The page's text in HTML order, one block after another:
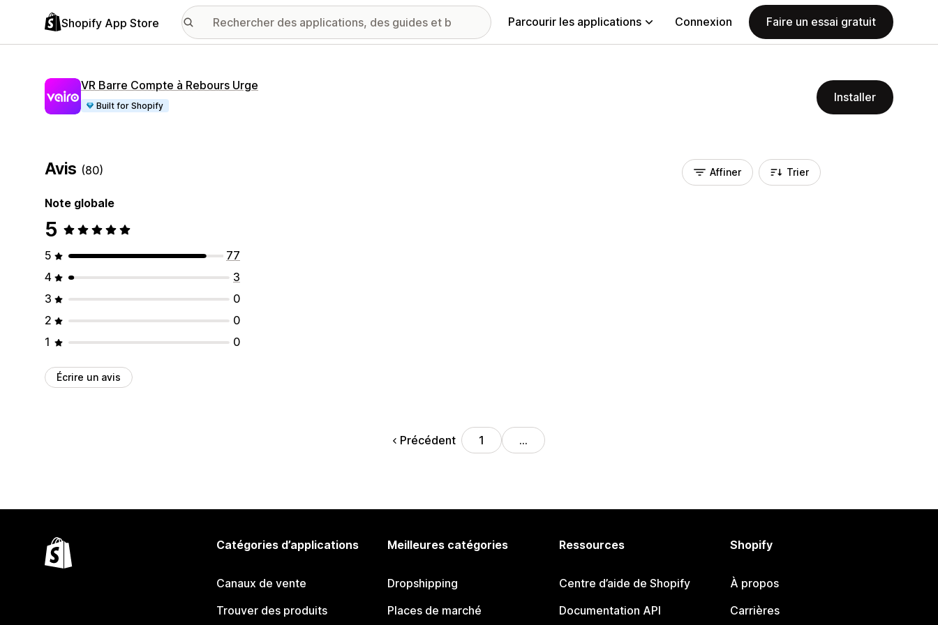
Shopify App Store Parcourir les applications Connexion Faire un essai gratuit
VR Barre Compte à Rebours Urge
Built for Shopify
Installer
Avis (80)
Note globale
5
5
77
4
3
3
0
2
0
1
0
Écrire un avis
Affiner Trier
Précédent 1 …
Catégories d’applications
Canaux de vente
Trouver des produits
Meilleures catégories
Dropshipping
Places de marché
Ressources
Centre d’aide de Shopify
Documentation API
Shopify
À propos
Carrières